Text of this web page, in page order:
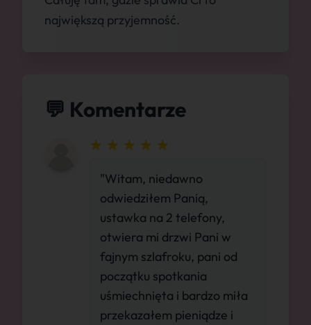
największą przyjemność.
💬 Komentarze
"Witam, niedawno
odwiedziłem Panią,
ustawka na 2 telefony,
otwiera mi drzwi Pani w
fajnym szlafroku, pani od
początku spotkania
uśmiechnięta i bardzo miła
przekazałem pieniądze i